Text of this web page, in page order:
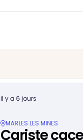
il y a 6 jours
MARLES LES MINES
Cariste